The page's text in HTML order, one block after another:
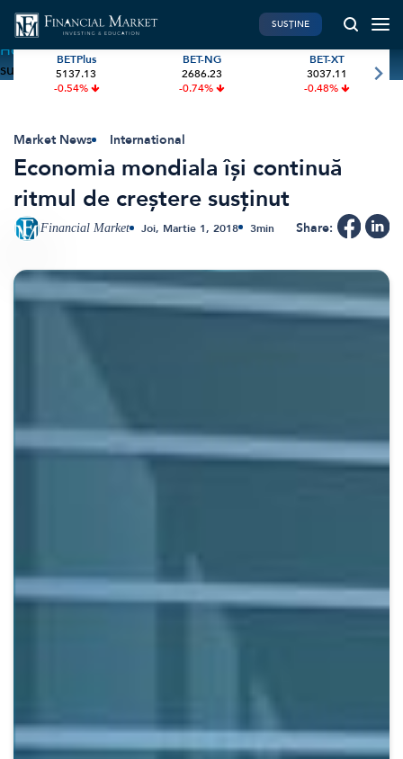
Home»Economia mondiala își continuă ritmul de creștere
susținutPIATA DE CAPITAL
Investiții
International
BVB Recap
Bursa
Brokeri
FINANTE PERSONALE
Pensie & taxe
Credite
Asigurari
Crypto
Sustainability
SUSȚINE
BETPlus
5137.13
-0.54%
BET-NG
2686.23
-0.74%
BET-XT
3037.11
-0.48%
Market News International
Economia mondiala își continuă
ritmul de creștere susținut
Financial Market Joi, Martie 1, 2018 3min Share: